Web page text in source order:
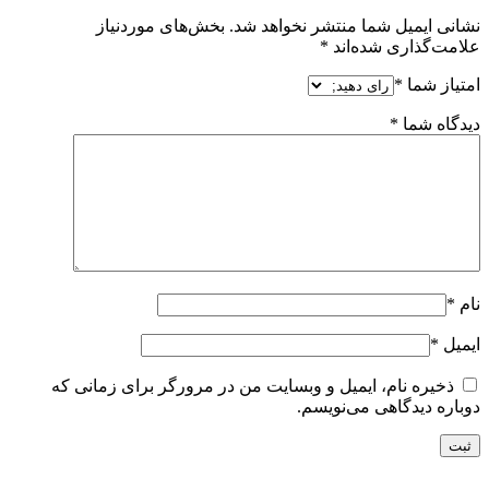
نشانی ایمیل شما منتشر نخواهد شد. بخش‌های موردنیاز
علامت‌گذاری شده‌اند *
امتیاز شما *
دیدگاه شما *
نام *
ایمیل *
ذخیره نام، ایمیل و وبسایت من در مرورگر برای زمانی که
دوباره دیدگاهی می‌نویسم.